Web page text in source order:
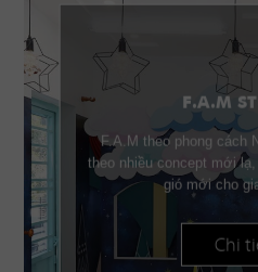
F.A.M
F.A.M theo phong cách
theo nhiều concept mới
gió mới cho
Chi